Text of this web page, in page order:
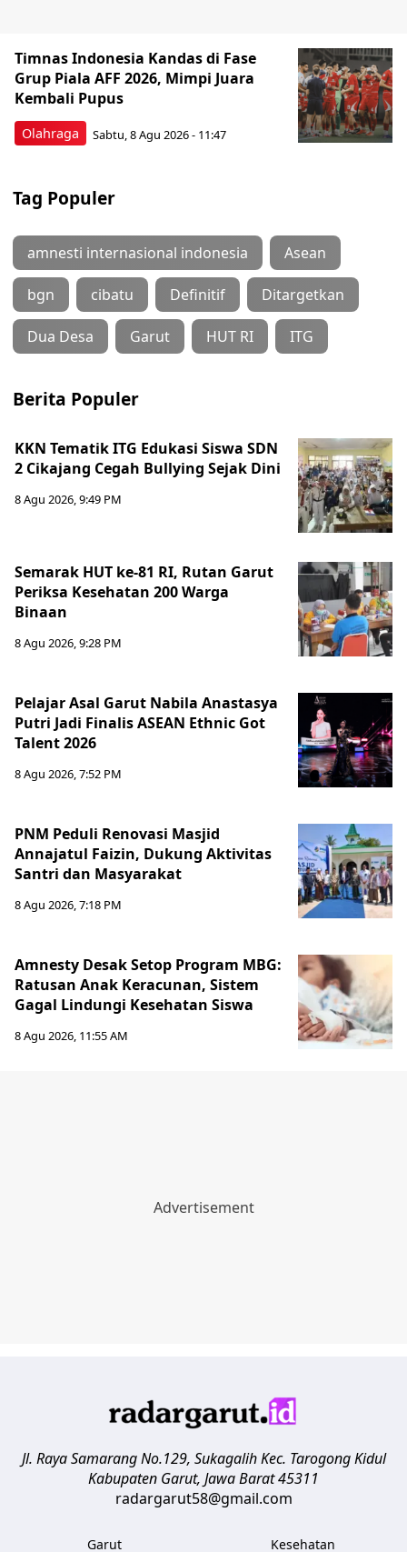
Olahraga
Timnas Indonesia Kandas di Fase
Grup Piala AFF 2026, Mimpi Juara
Kembali Pupus
Sabtu, 8 Agu 2026 - 11:47
Tag Populer
amnesti internasional indonesia Asean
bgn cibatu Definitif Ditargetkan
Dua Desa Garut HUT RI ITG
Berita Populer
KKN Tematik ITG Edukasi Siswa SDN
2 Cikajang Cegah Bullying Sejak Dini
8 Agu 2026, 9:49 PM
Semarak HUT ke-81 RI, Rutan Garut
Periksa Kesehatan 200 Warga
Binaan
8 Agu 2026, 9:28 PM
Pelajar Asal Garut Nabila Anastasya
Putri Jadi Finalis ASEAN Ethnic Got
Talent 2026
8 Agu 2026, 7:52 PM
PNM Peduli Renovasi Masjid
Annajatul Faizin, Dukung Aktivitas
Santri dan Masyarakat
8 Agu 2026, 7:18 PM
Amnesty Desak Setop Program MBG:
Ratusan Anak Keracunan, Sistem
Gagal Lindungi Kesehatan Siswa
8 Agu 2026, 11:55 AM
Jl. Raya Samarang No.129, Sukagalih Kec. Tarogong Kidul
Kabupaten Garut, Jawa Barat45311
radargarut58@gmail.com
Garut Kesehatan